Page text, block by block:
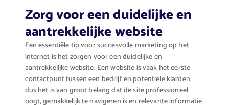
Zorg voor een duidelijke en
aantrekkelijke website
Een essentiële tip voor succesvolle marketing op het
internet is het zorgen voor een duidelijke en
aantrekkelijke website. Een website is vaak het eerste
contactpunt tussen een bedrijf en potentiële klanten,
dus het is van groot belang dat de site professioneel
oogt, gemakkelijk te navigeren is en relevante informatie